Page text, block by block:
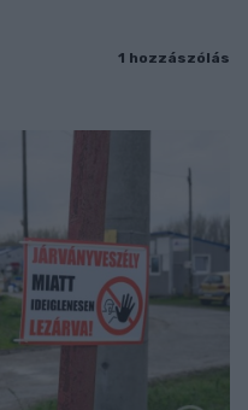
1 hozzászólás